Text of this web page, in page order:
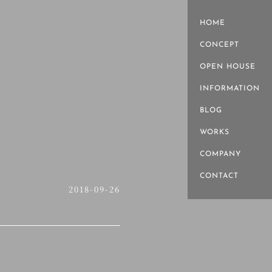
HOME
CONCEPT
OPEN HOUSE
INFORMATION
BLOG
WORKS
COMPANY
CONTACT
2018-09-26